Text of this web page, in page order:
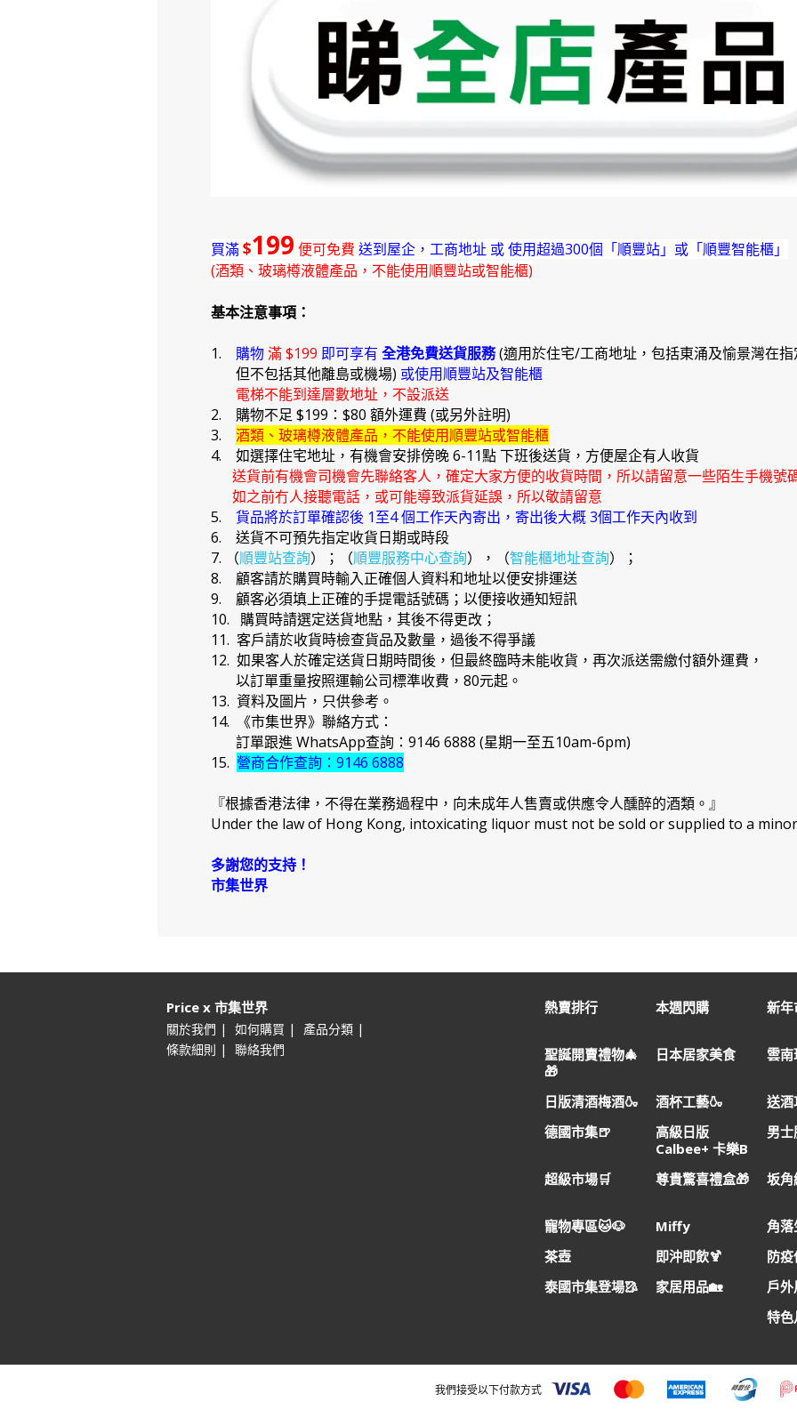
買滿$199 便可免費 送到屋企，工商地址 或 使用超過300個「順豐站」或「順豐智能櫃」
(酒類、玻璃樽液體產品，不能使用順豐站或智能櫃)
基本注意事項：
1. 購物滿 $199 即可享有 全港免費送貨服務(適用於住宅/工商地址，包括東涌及愉景灣在指
但不包括其他離島或機場) 或使用順豐站及智能櫃
電梯不能到達層數地址，不設派送
2. 購物不足 $199：$80 額外運費 (或另外註明)
3. 酒類、玻璃樽液體產品，不能使用順豐站或智能櫃
4. 如選擇住宅地址，有機會安排傍晚 6-11點 下班後送貨，方便屋企有人收貨
送貨前有機會司機會先聯絡客人，確定大家方便的收貨時間，所以請留意一些陌生手機號
如之前冇人接聽電話，或可能導致派貨延誤，所以敬請留意
5. 貨品將於訂單確認後 1至4 個工作天內寄出，寄出後大概 3個工作天內收到
6. 送貨不可預先指定收貨日期或時段
7. （順豐站查詢）；（順豐服務中心查詢），（智能櫃地址查詢）；
8. 顧客請於購買時輸入正確個人資料和地址以便安排運送
9. 顧客必須填上正確的手提電話號碼；以便接收通知短訊
10. 購買時請選定送貨地點，其後不得更改；
11. 客戶請於收貨時檢查貨品及數量，過後不得爭議
12. 如果客人於確定送貨日期時間後，但最終臨時未能收貨，再次派送需繳付額外運費，
以訂單重量按照運輸公司標準收費，80元起。
13. 資料及圖片，只供參考。
14. 《市集世界》聯絡方式：
訂單跟進 WhatsApp查詢：9146 6888 (星期一至五10am-6pm)
15. 營商合作查詢：9146 6888
『根據香港法律，不得在業務過程中，向未成年人售賣或供應令人醺醉的酒類。』
Under the law of Hong Kong, intoxicating liquor must not be sold or supplied to a
多謝您的支持！
市集世界
Price x 市集世界
關於我們 | 如何購買 | 產品分類 |
條款細則 | 聯絡我們
熱賣排行 本週閃購 新年
聖誕開賣禮物🎄
🎁
日本居家美食 雲南
日版清酒梅酒🍶 酒杯工藝🍶 送酒
德國市集🍺
高級日版
Calbee+ 卡樂B
男
超級市場🛒 尊貴驚喜禮盒🎁 坂角
寵物專區🐱🐶
Miffy 角
茶壺
即沖即飲🍹 防
泰國市集登場🥻
家居用品🏡 戶
特色
我們接受以下付款方式